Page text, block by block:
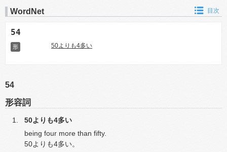
WordNet 目次
54
形 50よりも4多い
54
形容詞
50よりも4多い
being four more than fifty.
50よりも4多い。